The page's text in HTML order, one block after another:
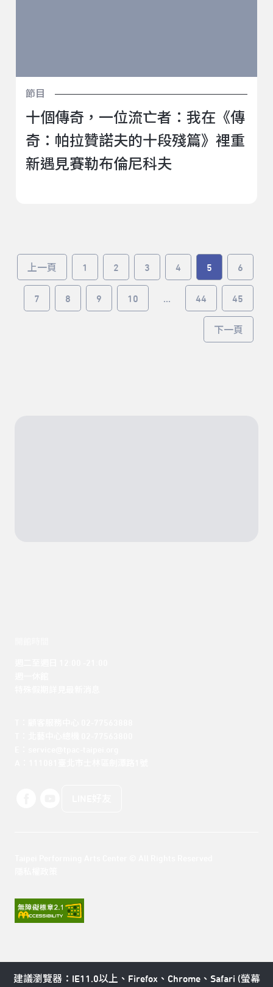
節目
十個傳奇，一位流亡者：我在《傳
奇：帕拉贊諾夫的十段殘篇》裡重
新遇見賽勒布倫尼科夫
上一頁 1 2 3 4 5 6
7 8 9 10 ... 44 45
下一頁
建議瀏覽器：IE11.0以上、Firefox、Chrome、Safari (螢幕